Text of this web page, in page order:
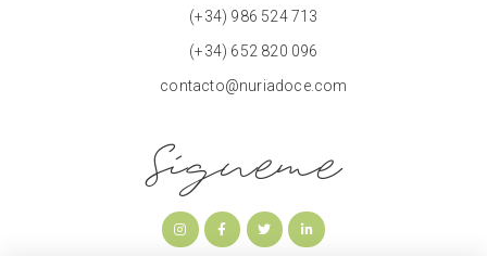
(+34) 986 524 713
(+34) 652 820 096
contacto@nuriadoce.com
Sígueme